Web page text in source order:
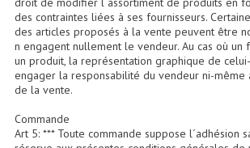
Caissons De Basses
Enceinte Nomade Bluetooth
Enceintes (Ecoutes De
Enceintes Hifi
des contraintes liées à ses fournisseurs.
des articles proposés à la vente peuvent être
n engagent nullement le vendeur. Au cas où un
un produit, la représentation graphique de
engager la responsabilité du vendeur ni-
de la vente.
Commande
Art 5: *** Toute commande suppose l´adhésion